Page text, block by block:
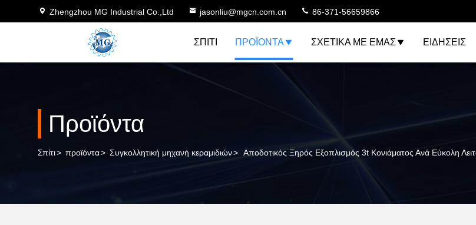
Zhengzhou MG Industrial Co.,Ltd jasonliu@mgcn.com.cn 86-371-56659866
ΣΠΊΤΙ ΠΡΟΪΌΝΤΑ ΣΧΕΤΙΚΆ ΜΕ ΕΜΆΣ ΕΙΔΉΣΕΙΣ
Προϊόντα
Σπίτι> προϊόντα> Συγκολλητική μηχανή κεραμιδιών> Αποδοτικός Ξηρός Εξοπλισμός 3t Κονιάματος Ανά Εύκολη